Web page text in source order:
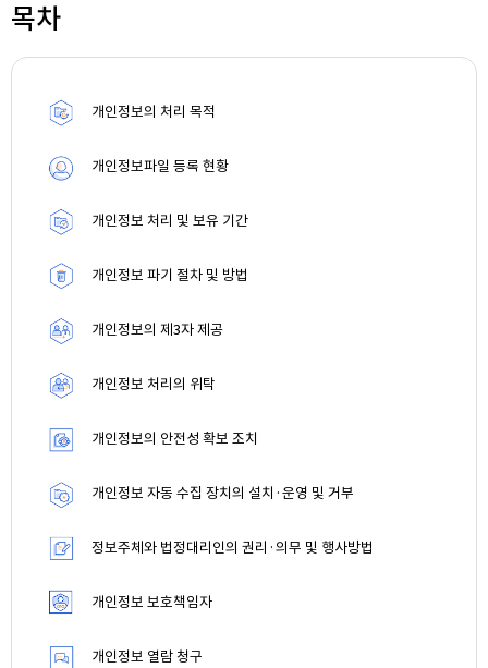
목차
개인정보의 처리 목적
개인정보파일 등록 현황
개인정보 처리 및 보유 기간
개인정보 파기 절차 및 방법
개인정보의 제3자 제공
개인정보 처리의 위탁
개인정보의 안전성 확보 조치
개인정보 자동 수집 장치의 설치·운영 및 거부
정보주체와 법정대리인의 권리·의무 및 행사방법
개인정보 보호책임자
개인정보 열람 청구